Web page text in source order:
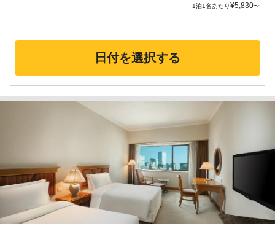
1泊1名あたり¥5,830〜
日付を選択する